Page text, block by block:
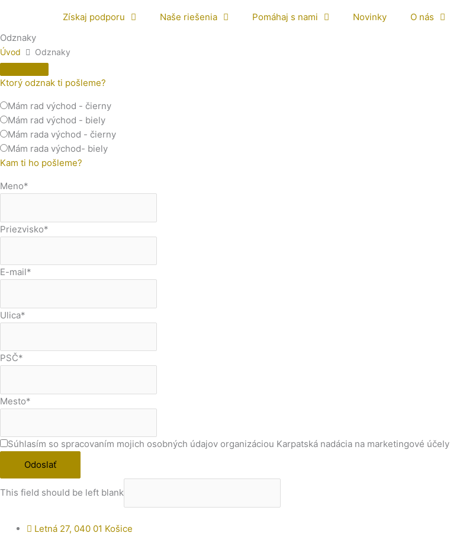
Získaj podporu Naše riešenia Pomáhaj s nami Novinky O nás
Odznaky
Úvod Odznaky
Ktorý odznak ti pošleme?
Mám rad východ - čierny
Mám rad východ - biely
Mám rada východ - čierny
Mám rada východ- biely
Kam ti ho pošleme?
Meno*
Priezvisko*
E-mail*
Ulica*
PSČ*
Mesto*
Súhlasím so spracovaním mojich osobných údajov organizáciou Karpatská nadácia na marketingové účely
Odoslať
This field should be left blank
Letná 27, 040 01 Košice